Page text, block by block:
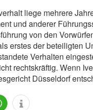
liege mehrere
und anderer
von den
erstes der beteiligten
Verhalten
rechtskräftig. Wenn
Düsseldorf